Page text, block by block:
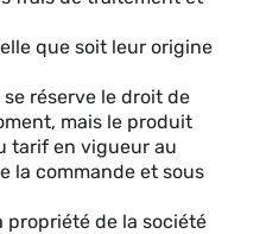
que soit leur origine
se réserve le droit de
mais le produit
tarif en vigueur au
la commande et sous
propriété de la société